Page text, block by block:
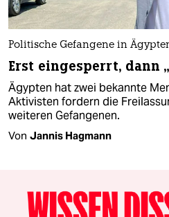
Politische Gefangene in
Erst eingesperrt, dann
Ägypten hat zwei bekannte
Aktivisten fordern die
weiteren Gefangenen.
Von Jannis Hagmann